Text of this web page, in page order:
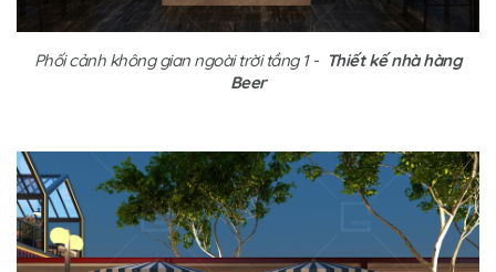
Phối cảnh không gian ngoài trời tầng 1 - Thiết kế nhà hàng
Beer